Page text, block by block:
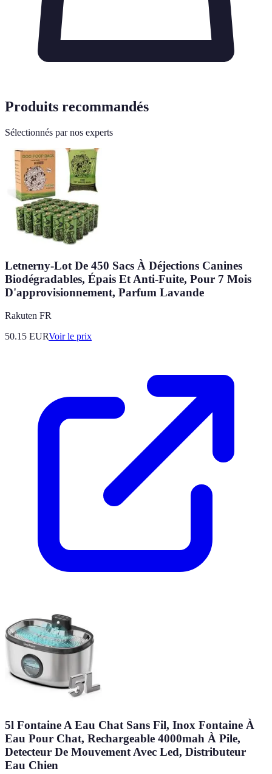
Produits recommandés
Sélectionnés par nos experts
Letnerny-Lot De 450 Sacs À Déjections Canines
Biodégradables, Épais Et Anti-Fuite, Pour 7 Mois
D'approvisionnement, Parfum Lavande
Rakuten FR
50.15 EURVoir le prix
5l Fontaine A Eau Chat Sans Fil, Inox Fontaine À
Eau Pour Chat, Rechargeable 4000mah À Pile,
Detecteur De Mouvement Avec Led, Distributeur
Eau Chien